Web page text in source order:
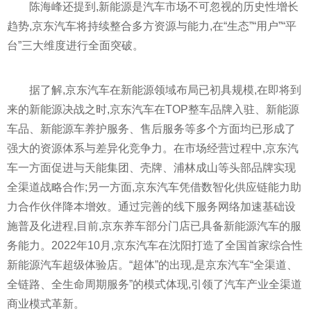
陈海峰还提到,新能源是汽车市场不可忽视的历史性增长
趋势,京东汽车将持续整合多方资源与能力,在“生态”“用户”“平
台”三大维度进行全面突破。
据了解,京东汽车在新能源领域布局已初具规模,在即将到
来的新能源决战之时,京东汽车在TOP整车品牌入驻、新能源
车品、新能源车养护服务、售后服务等多个方面均已形成了
强大的资源体系与差异化竞争力。在市场经营过程中,京东汽
车一方面促进与天能集团、壳牌、浦林成山等头部品牌实现
全渠道战略合作;另一方面,京东汽车凭借数智化供应链能力助
力合作伙伴降本增效。通过完善的线下服务网络加速基础设
施普及化进程,目前,京东养车部分门店已具备新能源汽车的服
务能力。2022年10月,京东汽车在沈阳打造了全国首家综合性
新能源汽车超级体验店。“超体”的出现,是京东汽车“全渠道、
全链路、全生命周期服务”的模式体现,引领了汽车产业全渠道
商业模式革新。